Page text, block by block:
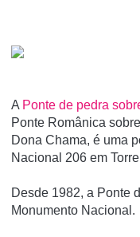
A Ponte de pedra
Ponte Românica
Dona Chama, é uma
Nacional 206 em
Desde 1982, a Ponte
Monumento Nacional.